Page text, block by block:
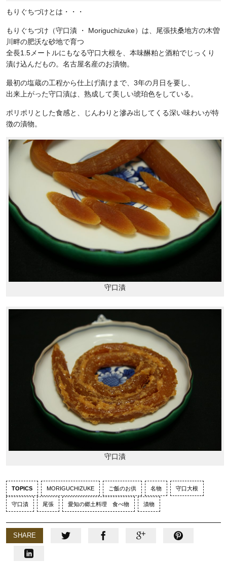
もりぐちづけとは・・・
もりぐちづけ（守口漬 ・ Moriguchizuke）は、尾張扶桑地方の木曽
川畔の肥沃な砂地で育つ
全長1.5メートルにもなる守口大根を、本味醂粕と酒粕でじっくり
漬け込んだもの。名古屋名産のお漬物。
最初の塩蔵の工程から仕上げ漬けまで、3年の月日を要し、
出来上がった守口漬は、熟成して美しい琥珀色をしている。
ポリポリとした食感と、じんわりと滲み出してくる深い味わいが特
徴の漬物。
守口漬
守口漬
TOPICS MORIGUCHIZUKE ご飯のお供 名物 守口大根
守口漬 尾張 愛知の郷土料理 食べ物 漬物
SHARE